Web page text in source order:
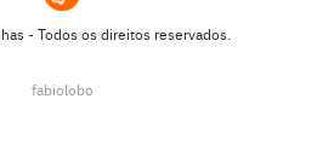
NATAL
- Todos os direitos reservados.
fabiolobo